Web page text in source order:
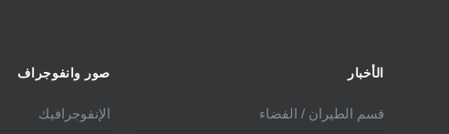
الأخبار
قسم الطيران / الفضاء
صور وانفوجراف
الإنفوجرافيك